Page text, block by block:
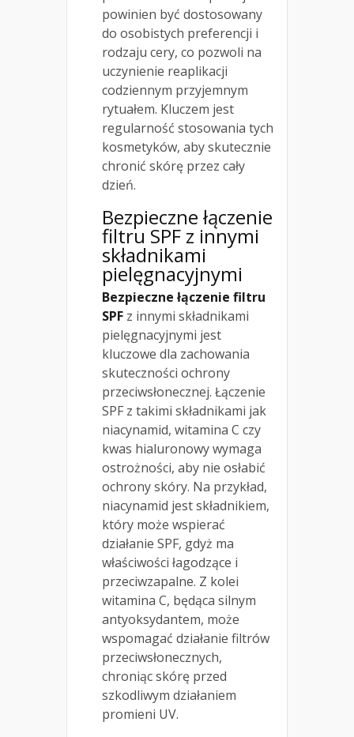
powinien być dostosowany
do osobistych preferencji i
rodzaju cery, co pozwoli na
uczynienie reaplikacji
codziennym przyjemnym
rytuałem. Kluczem jest
regularność stosowania tych
kosmetyków, aby skutecznie
chronić skórę przez cały
dzień.
Bezpieczne łączenie
filtru SPF z innymi
składnikami
pielęgnacyjnymi
Bezpieczne łączenie filtru
SPF z innymi składnikami
pielęgnacyjnymi jest
kluczowe dla zachowania
skuteczności ochrony
przeciwsłonecznej. Łączenie
SPF z takimi składnikami jak
niacynamid, witamina C czy
kwas hialuronowy wymaga
ostrożności, aby nie osłabić
ochrony skóry. Na przykład,
niacynamid jest składnikiem,
który może wspierać
działanie SPF, gdyż ma
właściwości łagodzące i
przeciwzapalne. Z kolei
witamina C, będąca silnym
antyoksydantem, może
wspomagać działanie filtrów
przeciwsłonecznych,
chroniąc skórę przed
szkodliwym działaniem
promieni UV.